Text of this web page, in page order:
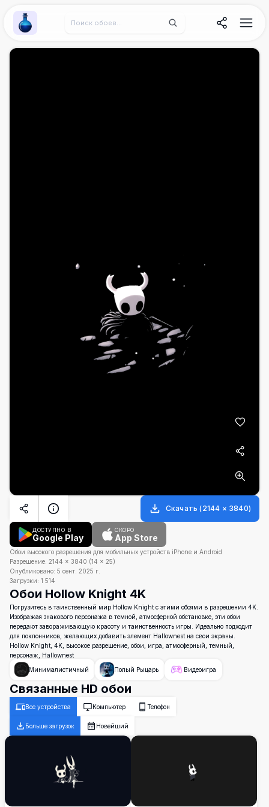
Wallpaper Alchemy
Скачать (2144 × 3840)
ДОСТУПНО В
Google Play
СКОРО
App Store
Обои высокого разрешения для мобильных устройств iPhone и Android
Разрешение: 2144 × 3840 (14 × 25)
Опубликовано: 5 сент. 2025 г.
Загрузки: 1 514
Обои Hollow Knight 4K
Погрузитесь в таинственный мир Hollow Knight с этими обоями в разрешении 4K.
Изображая знакового персонажа в темной, атмосферной обстановке, эти обои
передают завораживающую красоту и таинственность игры. Идеально подходит
для поклонников, желающих добавить элемент Hallownest на свои экраны.
Hollow Knight, 4K, высокое разрешение, обои, игра, атмосферный, темный,
персонаж, Hallownest
Минималистичный
Полый Рыцарь Видеоигра
Связанные HD обои
Все устройства Компьютер Телефон
Больше загрузок Новейший